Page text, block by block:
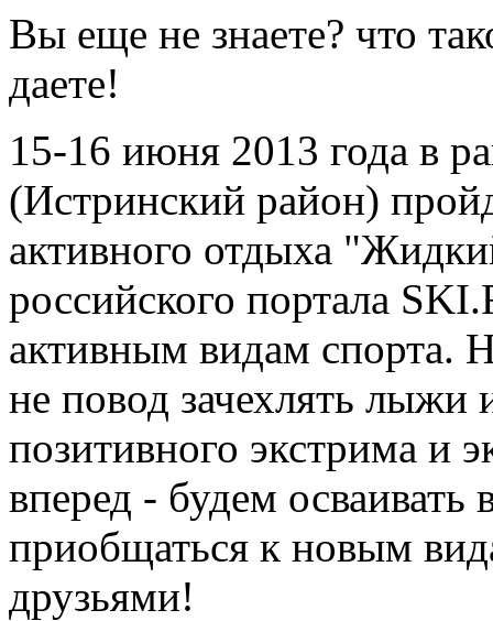
Вы еще не знаете? что
даете!
15-16 июня 2013 года в
(Истринский район)
активного отдыха
российского портала
активным видам спорта.
не повод зачехлять лыжи
позитивного экстрима и
вперед - будем
приобщаться к новым
друзьями!